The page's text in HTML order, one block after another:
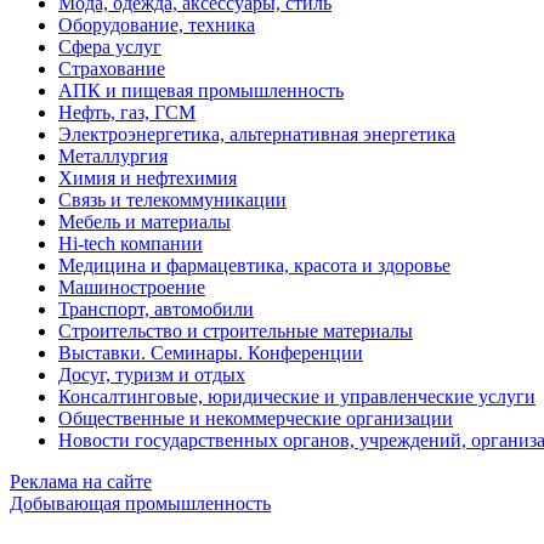
Оборудование, техника
Сфера услуг
Страхование
АПК и пищевая промышленность
Нефть, газ, ГСМ
Электроэнергетика, альтернативная энергетика
Металлургия
Химия и нефтехимия
Связь и телекоммуникации
Мебель и материалы
Hi-tech компании
Медицина и фармацевтика, красота и здоровье
Машиностроение
Транспорт, автомобили
Строительство и строительные материалы
Выставки. Семинары. Конференции
Досуг, туризм и отдых
Консалтинговые, юридические и управленческие услуги
Общественные и некоммерческие организации
Новости государственных органов, учреждений,
Реклама на сайте
Добывающая промышленность